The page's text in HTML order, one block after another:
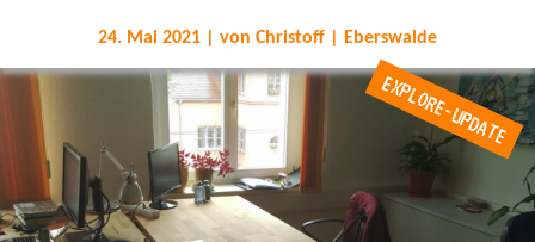
24. Mai 2021 | von Christoff | Eberswalde
EXPLORE-UPDATE